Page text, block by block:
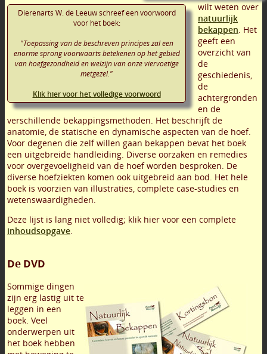
Dierenarts W. de Leeuw schreef een voorwoord
voor het boek:
"Toepassing van de beschreven principes zal een
enorme sprong voorwaarts betekenen op het gebied
van hoefgezondheid en welzijn van onze viervoetige
metgezel."
Klik hier voor het volledige voorwoord
wilt weten over
natuurlijk
bekappen. Het
geeft een
overzicht van
de
geschiedenis,
de
achtergronden
en de
verschillende bekappingsmethoden. Het beschrijft de
anatomie, de statische en dynamische aspecten van de hoef.
Voor degenen die zelf willen gaan bekappen bevat het boek
een uitgebreide handleiding. Diverse oorzaken en remedies
voor overgevoeligheid van de hoef worden besproken. De
diverse hoefziekten komen ook uitgebreid aan bod. Het hele
boek is voorzien van illustraties, complete case-studies en
wetenswaardigheden.
Deze lijst is lang niet volledig; klik hier voor een complete
inhoudsopgave.
De DVD
Sommige dingen
zijn erg lastig uit te
leggen in een
boek. Veel
onderwerpen uit
het boek hebben